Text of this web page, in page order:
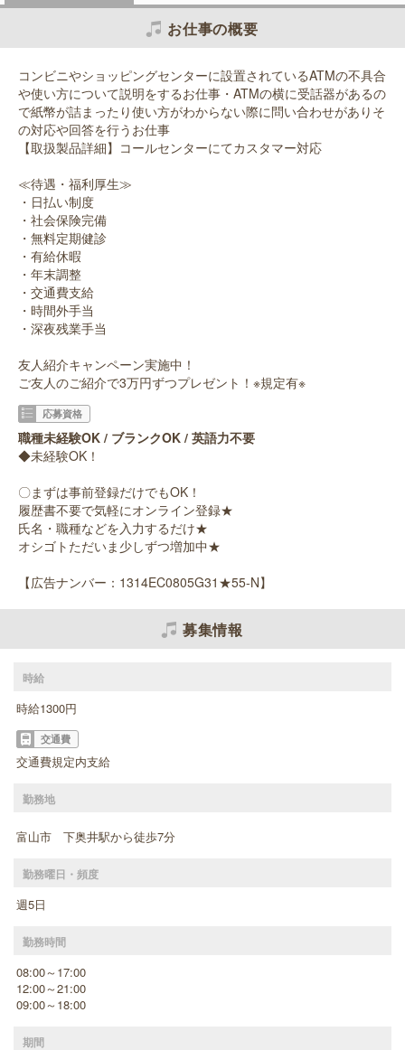
お仕事の概要
コンビニやショッピングセンターに設置されているATMの不具合
や使い方について説明をするお仕事・ATMの横に受話器があるの
で紙幣が詰まったり使い方がわからない際に問い合わせがありそ
の対応や回答を行うお仕事
【取扱製品詳細】コールセンターにてカスタマー対応
≪待遇・福利厚生≫
・日払い制度
・社会保険完備
・無料定期健診
・有給休暇
・年末調整
・交通費支給
・時間外手当
・深夜残業手当
友人紹介キャンペーン実施中！
ご友人のご紹介で3万円ずつプレゼント！※規定有※
応募資格
職種未経験OK / ブランクOK / 英語力不要
◆未経験OK！
〇まずは事前登録だけでもOK！
履歴書不要で気軽にオンライン登録★
氏名・職種などを入力するだけ★
オシゴトただいま少しずつ増加中★
【広告ナンバー：1314EC0805G31★55-N】
募集情報
時給
時給1300円
交通費
交通費規定内支給
勤務地
富山市 下奥井駅から徒歩7分
勤務曜日・頻度
週5日
勤務時間
08:00～17:00
12:00～21:00
09:00～18:00
期間